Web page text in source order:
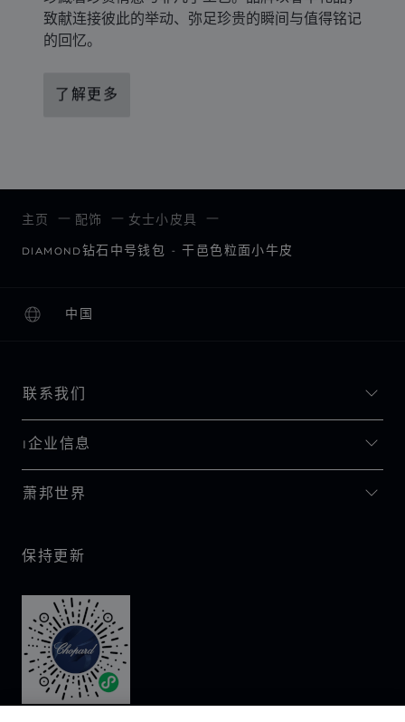
致献连接彼此的举动、弥足珍贵的瞬间与值得铭记
的回忆。
了解更多
主页 配饰 女士小皮具
DIAMOND钻石中号钱包 - 干邑色粒面小牛皮
中国
本地化（更改国家/地区）
更改国家/地区
联系我们
I企业信息
萧邦世界
保持更新